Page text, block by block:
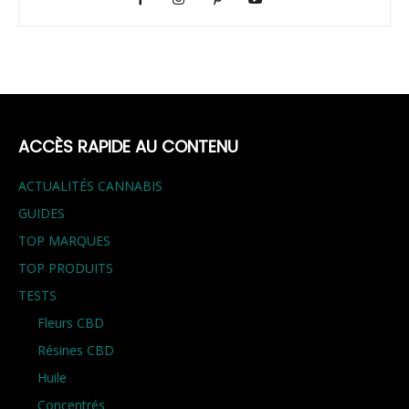
ACCÈS RAPIDE AU CONTENU
ACTUALITÉS CANNABIS
GUIDES
TOP MARQUES
TOP PRODUITS
TESTS
Fleurs CBD
Résines CBD
Huile
Concentrés